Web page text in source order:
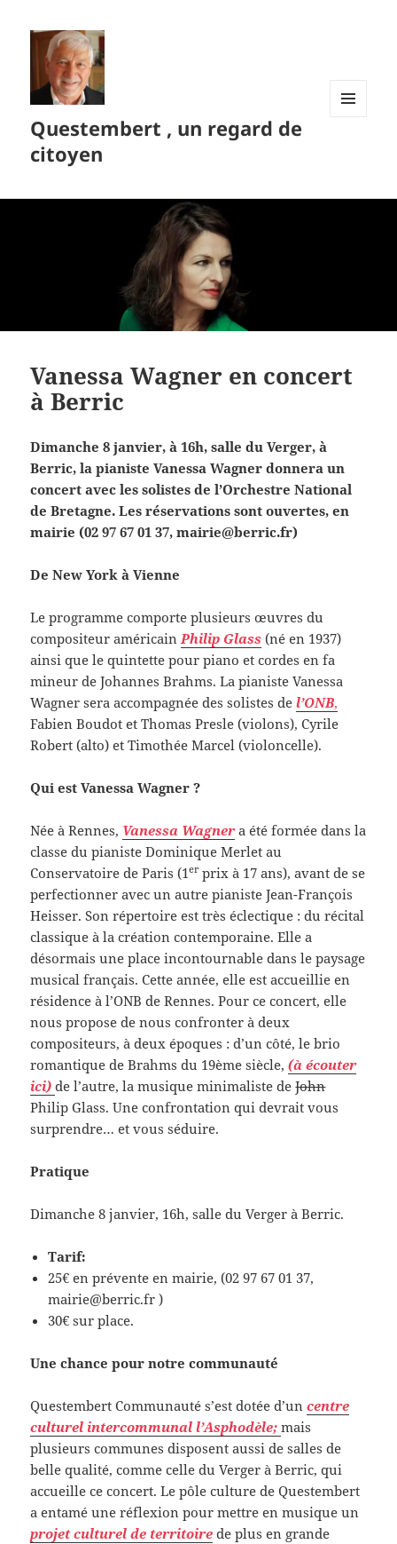
Questembert , un regard de
citoyen
Vanessa Wagner en concert
à Berric
Dimanche 8 janvier, à 16h, salle du Verger, à
Berric, la pianiste Vanessa Wagner donnera un
concert avec les solistes de l’Orchestre National
de Bretagne. Les réservations sont ouvertes, en
mairie (02 97 67 01 37, mairie@berric.fr)
De New York à Vienne
Le programme comporte plusieurs œuvres du
compositeur américainPhilip Glass (né en 1937)
ainsi que le quintette pour piano et cordes en fa
mineur de Johannes Brahms. La pianiste Vanessa
Wagner sera accompagnée des solistes del’ONB,
Fabien Boudot et Thomas Presle (violons), Cyrile
Robert (alto) et Timothée Marcel (violoncelle).
Qui est Vanessa Wagner ?
Née à Rennes, Vanessa Wagnera été formée dans la
classe du pianiste Dominique Merlet au
Conservatoire de Paris (1er prix à 17 ans), avant de se
perfectionner avec un autre pianiste Jean-François
Heisser. Son répertoire est très éclectique : du récital
classique à la création contemporaine. Elle a
désormais une place incontournable dans le paysage
musical français. Cette année, elle est accueillie en
résidence à l’ONB de Rennes. Pour ce concert, elle
nous propose de nous confronter à deux
compositeurs, à deux époques : d’un côté, le brio
romantique de Brahms du 19ème siècle,(à écouter
ici) de l’autre, la musique minimaliste deJohn
Philip Glass. Une confrontation qui devrait vous
surprendre… et vous séduire.
Pratique
Dimanche 8 janvier, 16h, salle du Verger à Berric.
Tarif:
25€ en prévente en mairie, (02 97 67 01 37,
mairie@berric.fr )
30€ sur place.
Une chance pour notre communauté
Questembert Communauté s’est dotée d’uncentre
culturel intercommunal l’Asphodèle;mais
plusieurs communes disposent aussi de salles de
belle qualité, comme celle du Verger à Berric, qui
accueille ce concert. Le pôle culture de Questembert
a entamé une réflexion pour mettre en musique un
projet culturel de territoire de plus en grande